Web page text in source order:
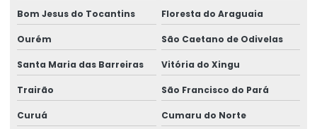
Bom Jesus do Tocantins Floresta do Araguaia
Ourém São Caetano de Odivelas
Santa Maria das Barreiras Vitória do Xingu
Trairão São Francisco do Pará
Curuá Cumaru do Norte